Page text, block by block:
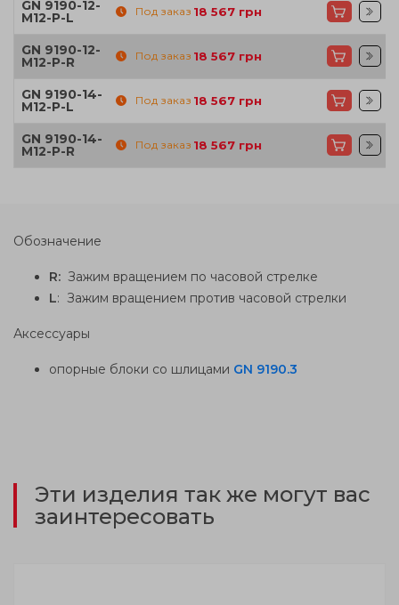
GN 9190-12-
M12-P-L Под заказ 18 567 грн
GN 9190-12-
M12-P-R Под заказ 18 567 грн
GN 9190-14-
M12-P-L Под заказ 18 567 грн
GN 9190-14-
M12-P-R Под заказ 18 567 грн
Обозначение
R: Зажим вращением по часовой стрелке
L: Зажим вращением против часовой стрелки
Аксессуары
опорные блоки со шлицами GN 9190.3
Эти изделия так же могут вас
заинтересовать